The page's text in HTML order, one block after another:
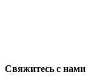
Свяжитесь с нами